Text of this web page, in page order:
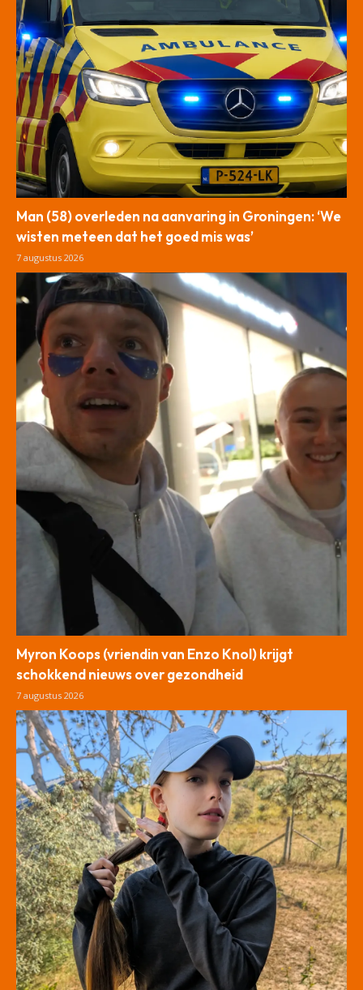
Man (58) overleden na aanvaring in Groningen: ‘We
wisten meteen dat het goed mis was’
7 augustus 2026
Myron Koops (vriendin van Enzo Knol) krijgt
schokkend nieuws over gezondheid
7 augustus 2026